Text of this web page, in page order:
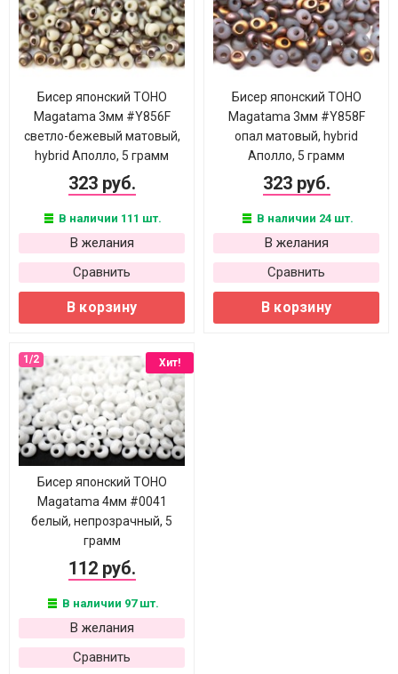
Бисер японский TOHO
Magatama 3мм #Y856F
светло-бежевый матовый,
hybrid Аполло, 5 грамм
323 руб.
В наличии 111 шт.
В желания
Сравнить
В корзину
Бисер японский TOHO
Magatama 3мм #Y858F
опал матовый, hybrid
Аполло, 5 грамм
323 руб.
В наличии 24 шт.
В желания
Сравнить
В корзину
Хит!
Бисер японский TOHO
Magatama 4мм #0041
белый, непрозрачный, 5
грамм
112 руб.
В наличии 97 шт.
В желания
Сравнить